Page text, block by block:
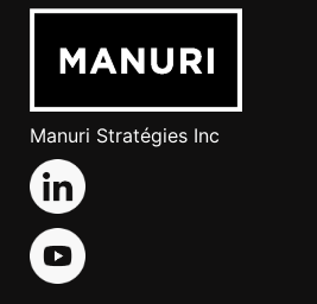
Manuri Stratégies Inc